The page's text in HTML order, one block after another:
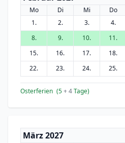
Mo Di Mi Do
1.
2. 3. 4.
8.
9. 10. 11.
15.
16. 17. 18.
22.
23. 24. 25.
Osterferien (5+ 4Tage)
März 2027